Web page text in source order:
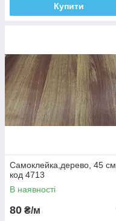
Купити
Самоклейка,дерево, 45 см
код 4713
В наявності
80 ₴/м